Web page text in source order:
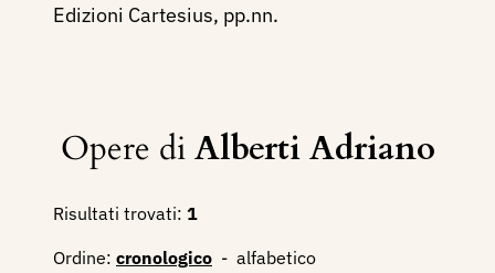
Edizioni Cartesius, pp.nn.
Opere diAlberti Adriano
Risultati trovati: 1
Ordine: cronologico - alfabetico